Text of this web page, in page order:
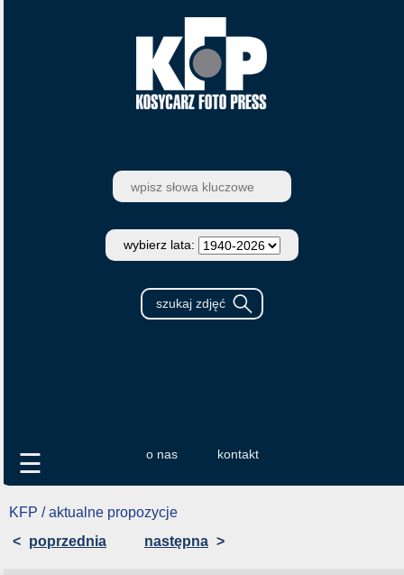
wybierz lata:
o nas kontakt
☰
KFP / aktualne propozycje
< poprzednia następna >